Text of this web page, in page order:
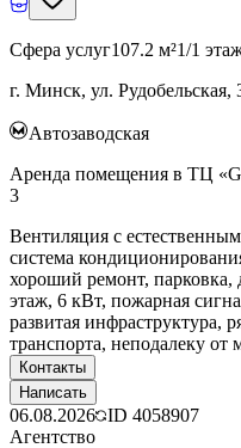
Сфера услуг107.2 м²1/1
г. Минск, ул. Рудобельская,
Автозаводская
Аренда помещения в ТЦ
3
Вентиляция с
система
хороший ремонт, парковка,
этаж, 6 кВт, пожарная
развитая инфраструктура,
транспорта, неподалеку от
Контакты
Написать
06.08.2026 ID 4058907
Агентство